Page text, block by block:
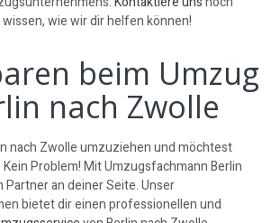
wie wir dir helfen können!
beim Umzug
nach Zwolle
nach Zwolle umzuziehen und möchtest
Kein Problem! Mit Umzugsfachmann Berlin
Partner an deiner Seite. Unser
bietet dir einen professionellen und